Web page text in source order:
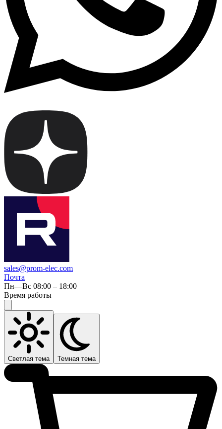
sales@prom-elec.com
Почта
Пн—Вс 08:00 – 18:00
Время работы
Светлая тема Темная тема